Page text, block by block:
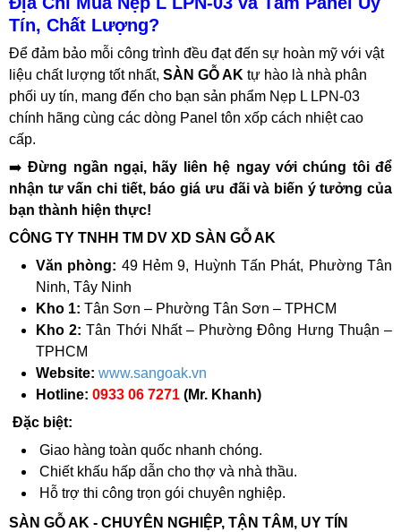
Tín, Chất Lượng?
Để đảm bảo mỗi công trình đều đạt đến sự hoàn mỹ với vật
liệu chất lượng tốt nhất, SÀN GỖ AK tự hào là nhà phân
phối uy tín, mang đến cho bạn sản phẩm Nẹp L LPN-03
chính hãng cùng các dòng Panel tôn xốp cách nhiệt cao
cấp.
➡️Đừng ngần ngại, hãy liên hệ ngay với chúng tôi để
nhận tư vấn chi tiết, báo giá ưu đãi và biến ý tưởng của
bạn thành hiện thực!
CÔNG TY TNHH TM DV XD SÀN GỖ AK
Văn phòng: 49 Hẻm 9, Huỳnh Tấn Phát, Phường Tân
Ninh, Tây Ninh
Kho 1: Tân Sơn – Phường Tân Sơn – TPHCM
Kho 2: Tân Thới Nhất – Phường Đông Hưng Thuận –
TPHCM
Website: www.sangoak.vn
Hotline: 0933 06 7271 (Mr. Khanh)
Đặc biệt:
Giao hàng toàn quốc nhanh chóng.
Chiết khấu hấp dẫn cho thợ và nhà thầu.
Hỗ trợ thi công trọn gói chuyên nghiệp.
SÀN GỖ AK - CHUYÊN NGHIỆP, TẬN TÂM, UY TÍN